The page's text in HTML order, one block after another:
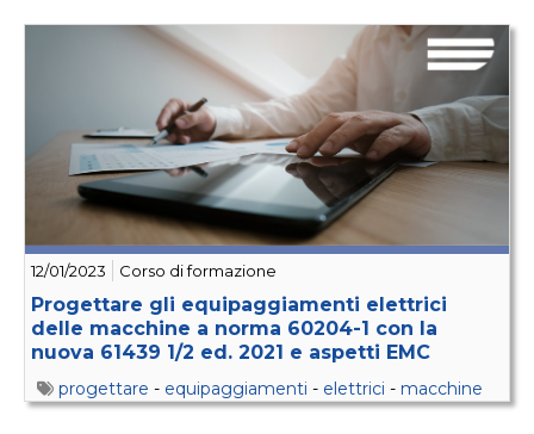
12/01/2023 Corso di formazione
Progettare gli equipaggiamenti elettrici
delle macchine a norma 60204-1 con la
nuova 61439 1/2 ed. 2021 e aspetti EMC
progettare - equipaggiamenti - elettrici - macchine